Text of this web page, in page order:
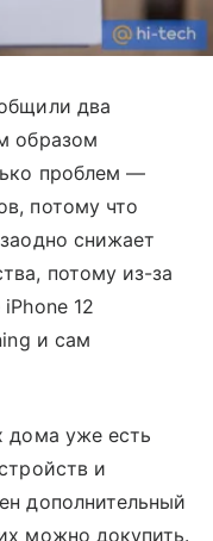
два
образом
проблем —
потому что
снижает
потому из-за
12
и сам
дома уже есть
и
дополнительный
можно докупить.